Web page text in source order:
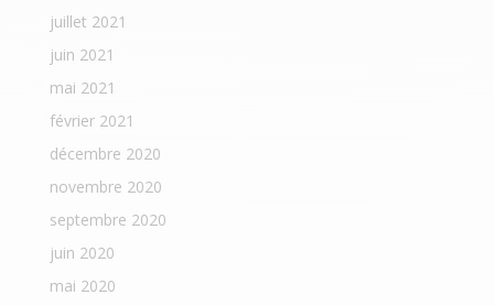
juillet 2021
juin 2021
mai 2021
février 2021
décembre 2020
novembre 2020
septembre 2020
juin 2020
mai 2020